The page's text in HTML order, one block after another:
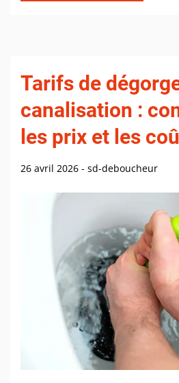
Tarifs de
canalisation :
les prix et les
26 avril 2026 - sd-deboucheur